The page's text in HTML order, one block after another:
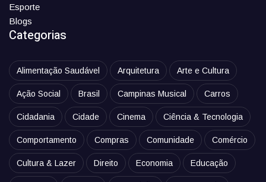
Esporte
Blogs
Categorias
Alimentação Saudável Arquitetura Arte e Cultura
Ação Social Brasil Campinas Musical Carros
Cidadania Cidade Cinema Ciência & Tecnologia
Comportamento Compras Comunidade Comércio
Cultura & Lazer Direito Economia Educação